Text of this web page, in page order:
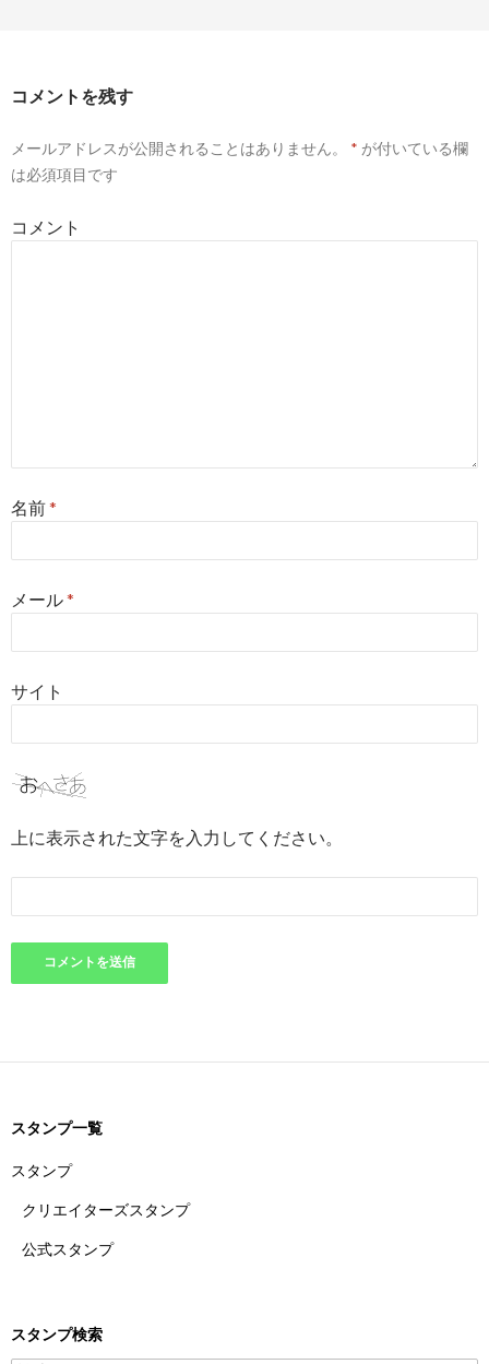
コメントを残す
メールアドレスが公開されることはありません。 * が付いている欄
は必須項目です
コメント
名前*
メール*
サイト
上に表示された文字を入力してください。
スタンプ一覧
スタンプ
クリエイターズスタンプ
公式スタンプ
スタンプ検索